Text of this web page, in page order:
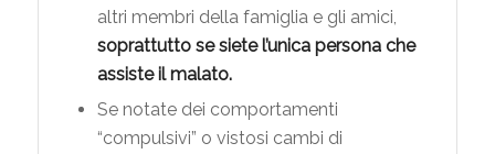
altri membri della famiglia e gli amici,
soprattutto se siete l’unica persona che
assiste il malato.
Se notate dei comportamenti
“compulsivi” o vistosi cambi di